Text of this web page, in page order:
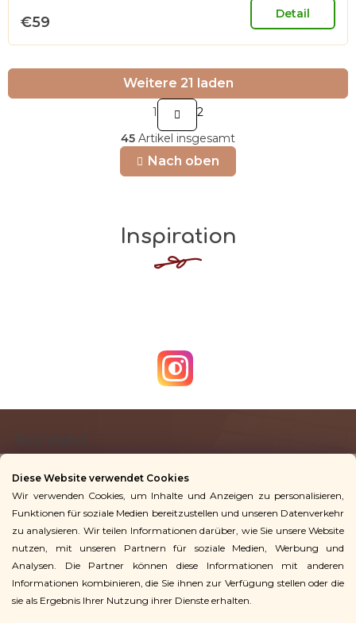
Diese Website verwendet Cookies
Wir verwenden Cookies, um Inhalte und Anzeigen zu personalisieren,
Funktionen für soziale Medien bereitzustellen und unseren Datenverkehr
zu analysieren. Wir teilen Informationen darüber, wie Sie unsere Website
nutzen, mit unseren Partnern für soziale Medien, Werbung und
Analysen. Die Partner können diese Informationen mit anderen
Informationen kombinieren, die Sie ihnen zur Verfügung stellen oder die
sie als Ergebnis Ihrer Nutzung ihrer Dienste erhalten.
€59 Detail
S
t
e
r
e
l
n
t
e
d
r
i
s
t
e
Weitere 21 laden
P
a
g
i
n
r
u
n
1
2
45 Artikel insgesamt
Nach oben
Inspiration
ß
e
Kontakt
info@vingoshop.de
+49 781 9563 3016
Für Kunden